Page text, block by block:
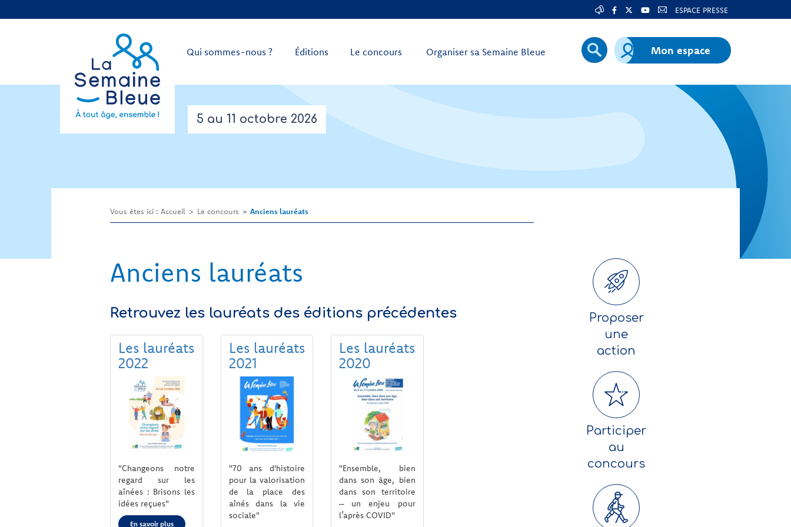
ESPACE PRESSE
Qui sommes-nous ? Éditions Le concours Organiser sa Semaine Bleue Mon espace
5 au 11 octobre 2026
Vous êtes ici : Accueil Le concours Anciens lauréats
Anciens lauréats
Retrouvez les lauréats des éditions précédentes
Les lauréats
2022
"Changeons notre
regard sur les
aînées : Brisons les
idées reçues"
En savoir plus
Les lauréats
2021
"70 ans d'histoire
pour la valorisation
de la place des
aînés dans la vie
sociale"
Les lauréats
2020
"Ensemble, bien
dans son âge, bien
dans son territoire
– un enjeu pour
l’après COVID"
Proposer
une
action
Participer
au
concours